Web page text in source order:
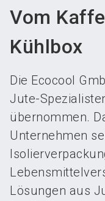
Vom
Kühlbox
Die Ecocool
Jute-
übernommen.
Unternehmen
Lösungen aus